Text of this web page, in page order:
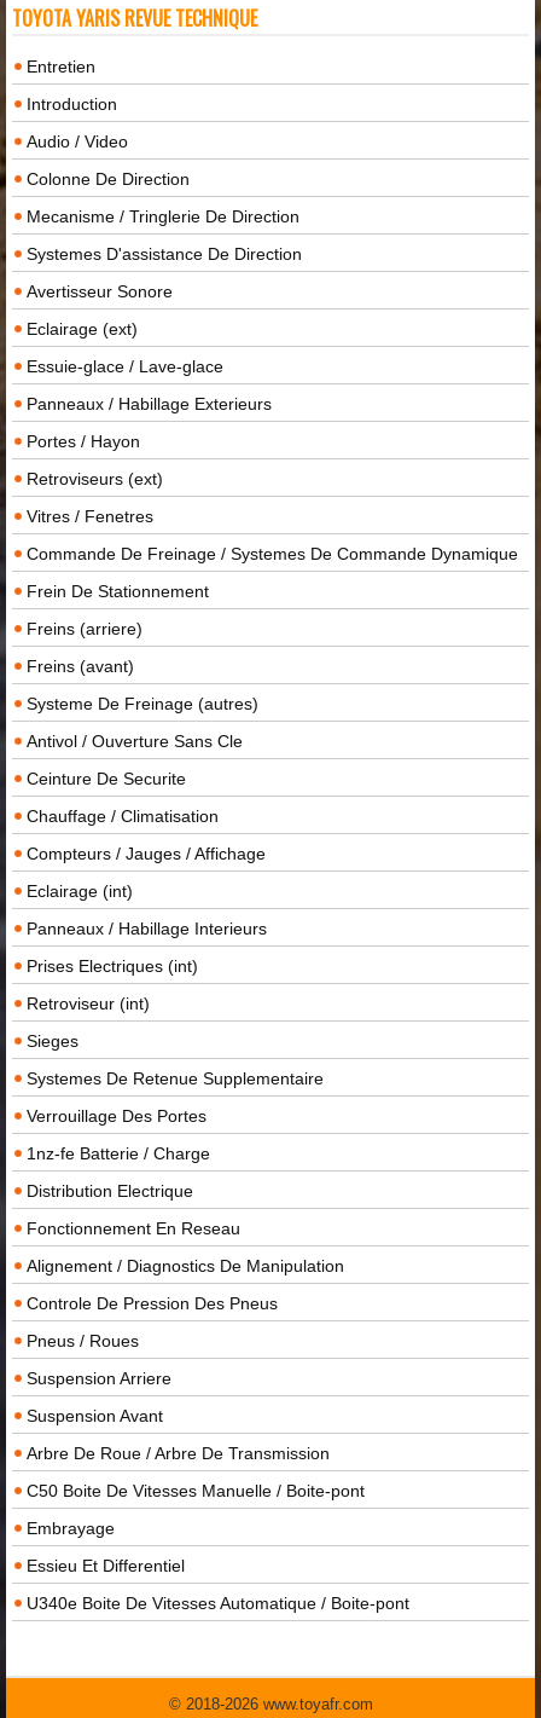
TOYOTA YARIS REVUE TECHNIQUE
Entretien
Introduction
Audio / Video
Colonne De Direction
Mecanisme / Tringlerie De Direction
Systemes D'assistance De Direction
Avertisseur Sonore
Eclairage (ext)
Essuie-glace / Lave-glace
Panneaux / Habillage Exterieurs
Portes / Hayon
Retroviseurs (ext)
Vitres / Fenetres
Commande De Freinage / Systemes De Commande Dynamique
Frein De Stationnement
Freins (arriere)
Freins (avant)
Systeme De Freinage (autres)
Antivol / Ouverture Sans Cle
Ceinture De Securite
Chauffage / Climatisation
Compteurs / Jauges / Affichage
Eclairage (int)
Panneaux / Habillage Interieurs
Prises Electriques (int)
Retroviseur (int)
Sieges
Systemes De Retenue Supplementaire
Verrouillage Des Portes
1nz-fe Batterie / Charge
Distribution Electrique
Fonctionnement En Reseau
Alignement / Diagnostics De Manipulation
Controle De Pression Des Pneus
Pneus / Roues
Suspension Arriere
Suspension Avant
Arbre De Roue / Arbre De Transmission
C50 Boite De Vitesses Manuelle / Boite-pont
Embrayage
Essieu Et Differentiel
U340e Boite De Vitesses Automatique / Boite-pont
© 2018-2026 www.toyafr.com